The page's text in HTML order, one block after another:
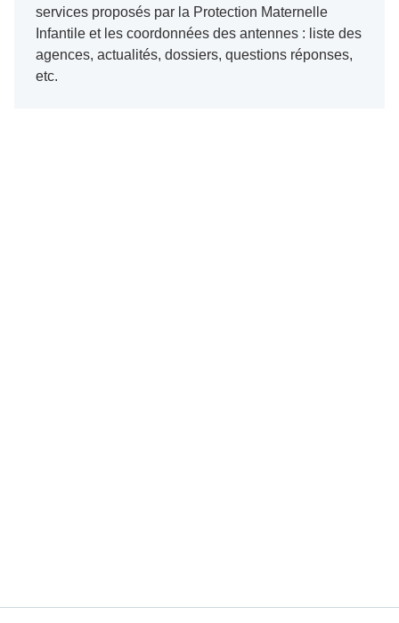
services proposés par la Protection Maternelle
Infantile et les coordonnées des antennes : liste des
agences, actualités, dossiers, questions réponses,
etc.